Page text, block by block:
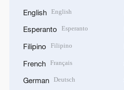
English English
Esperanto Esperanto
Filipino Filipino
French Français
German Deutsch